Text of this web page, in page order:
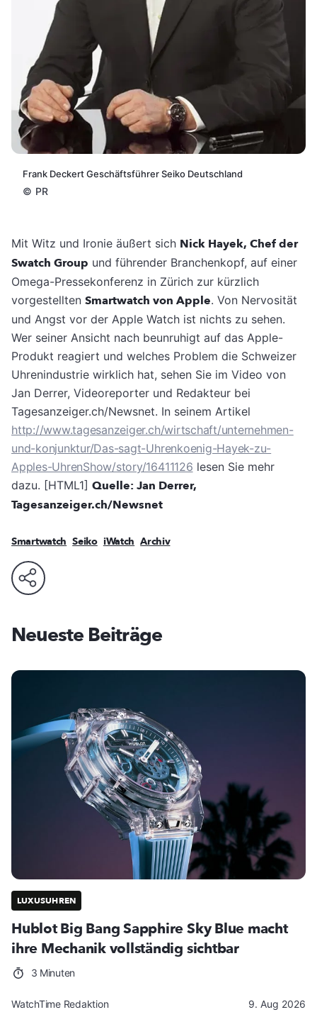
Frank Deckert Geschäftsführer Seiko Deutschland
© PR
Mit Witz und Ironie äußert sich Nick Hayek, Chef der
Swatch Group und führender Branchenkopf, auf einer
Omega-Pressekonferenz in Zürich zur kürzlich
vorgestellten Smartwatch von Apple. Von Nervosität
und Angst vor der Apple Watch ist nichts zu sehen.
Wer seiner Ansicht nach beunruhigt auf das Apple-
Produkt reagiert und welches Problem die Schweizer
Uhrenindustrie wirklich hat, sehen Sie im Video von
Jan Derrer, Videoreporter und Redakteur bei
Tagesanzeiger.ch/Newsnet. In seinem Artikel
http://www.tagesanzeiger.ch/wirtschaft/unternehmen-
und-konjunktur/Das-sagt-Uhrenkoenig-Hayek-zu-
Apples-UhrenShow/story/16411126 lesen Sie mehr
dazu. [HTML1] Quelle: Jan Derrer,
Tagesanzeiger.ch/Newsnet
Smartwatch Seiko iWatch Archiv
Neueste Beiträge
LUXUSUHREN
Hublot Big Bang Sapphire Sky Blue macht
ihre Mechanik vollständig sichtbar
3 Minuten
WatchTime Redaktion 9. Aug 2026